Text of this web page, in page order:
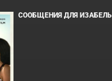
СООБЩЕНИЯ ДЛЯ ИЗАБЕЛЬ